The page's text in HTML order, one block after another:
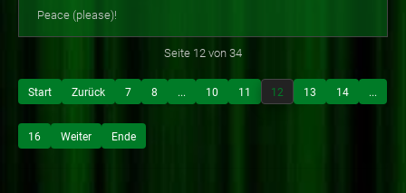
Peace (please)!
Seite 12 von 34
Start Zurück 7 8 ... 10 11 12 13 14 ...
16 Weiter Ende